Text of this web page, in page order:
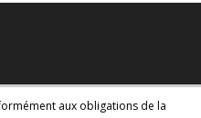
aux obligations de la